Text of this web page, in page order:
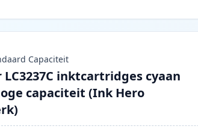
Capaciteit
inktcartridges cyaan
capaciteit (Ink Hero